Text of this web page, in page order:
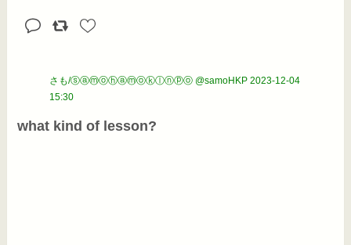
さも/ⓢⓐⓜⓞⓗⓐⓜⓞⓚⓛⓝⓟⓞ @samoHKP 2023-12-04
15:30
what kind of lesson?